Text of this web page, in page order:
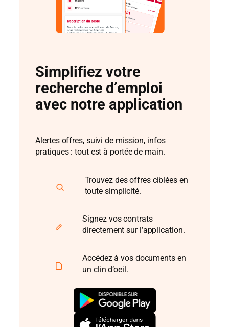
brut/mois
Simplifiez votre
recherche d’emploi
avec notre application
Alertes offres, suivi de mission, infos
pratiques : tout est à portée de main.
Trouvez des offres ciblées en
toute simplicité.
Signez vos contrats
directement sur l’application.
Accédez à vos documents en
un clin d’oeil.